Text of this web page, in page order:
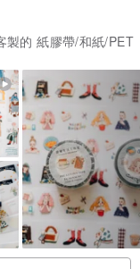
製的 紙膠帶/和紙/PET